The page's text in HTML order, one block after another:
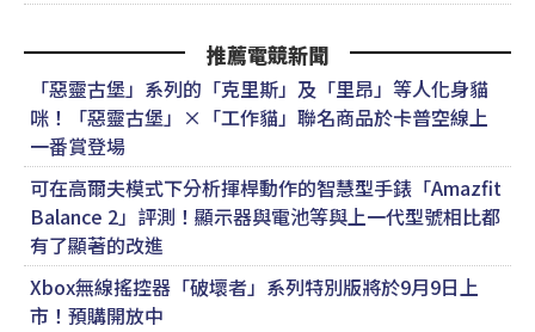
推薦電競新聞
「惡靈古堡」系列的「克里斯」及「里昂」等人化身貓
咪！「惡靈古堡」×「工作貓」聯名商品於卡普空線上
一番賞登場
可在高爾夫模式下分析揮桿動作的智慧型手錶「Amazfit
Balance 2」評測！顯示器與電池等與上一代型號相比都
有了顯著的改進
Xbox無線搖控器「破壞者」系列特別版將於9月9日上
市！預購開放中